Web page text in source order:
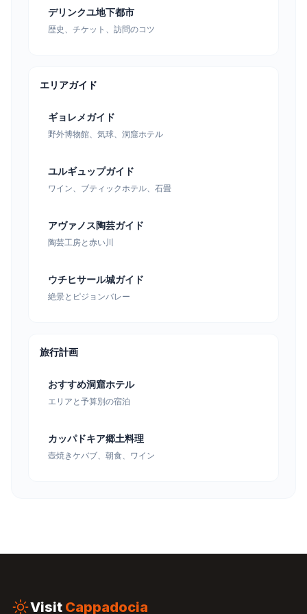
デリンクユ地下都市
歴史、チケット、訪問のコツ
エリアガイド
ギョレメガイド
野外博物館、気球、洞窟ホテル
ユルギュップガイド
ワイン、ブティックホテル、石畳
アヴァノス陶芸ガイド
陶芸工房と赤い川
ウチヒサール城ガイド
絶景とピジョンバレー
旅行計画
おすすめ洞窟ホテル
エリアと予算別の宿泊
カッパドキア郷土料理
壺焼きケバブ、朝食、ワイン
Visit Cappadocia